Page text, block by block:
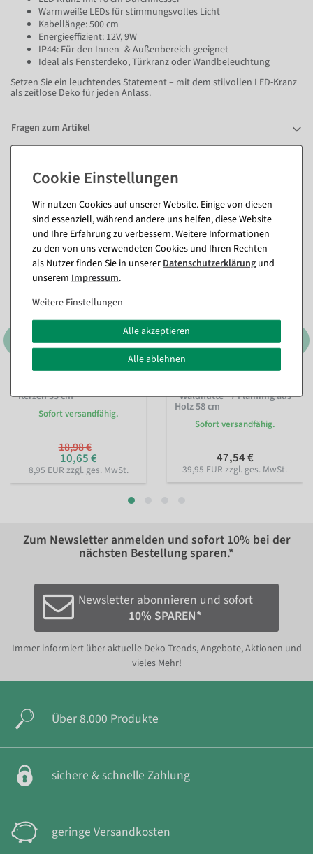
Warmweiße LEDs für stimmungsvolles Licht
Kabellänge: 500 cm
Energieeffizient: 12V, 9W
IP44: Für den Innen- & Außenbereich geeignet
Ideal als Fensterdeko, Türkranz oder Wandbeleuchtung
Setzen Sie ein leuchtendes Statement – mit dem stilvollen LED-Kranz
als zeitlose Deko für jeden Anlass.
Fragen zum Artikel
Passende Artikel zu diesem Produkt
(8)
%
Kerzen 33 cm
Sofort versandfähig.
18,98 €
10,65 €
8,95 EUR zzgl. ges. MwSt.
"Waldhütte" 7 Flammig aus
Holz 58 cm
Sofort versandfähig.
47,54 €
39,95 EUR zzgl. ges. MwSt.
Zum Newsletter anmelden und sofort 10% bei der
nächsten Bestellung sparen.*
Newsletter abonnieren und sofort
10% SPAREN*
Immer informiert über aktuelle Deko-Trends, Angebote, Aktionen und
vieles Mehr!
Über 8.000 Produkte
sichere & schnelle Zahlung
geringe Versandkosten
Wir nutzen Cookies auf unserer Website. Einige von diesen
sind essenziell, während andere uns helfen, diese Website
und Ihre Erfahrung zu verbessern. Weitere Informationen
zu den von uns verwendeten Cookies und Ihren Rechten
als Nutzer finden Sie in unsererDaten­schutz­erklärung und
unserem Impressum.
Weitere Einstellungen
Alle akzeptieren
Alle ablehnen